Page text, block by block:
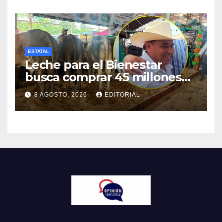
ESTATAL
Leche para el Bienestar
busca comprar 45 millones
de litros a productores de
Veracruz en 2026
8 AGOSTO, 2026 EDITORIAL